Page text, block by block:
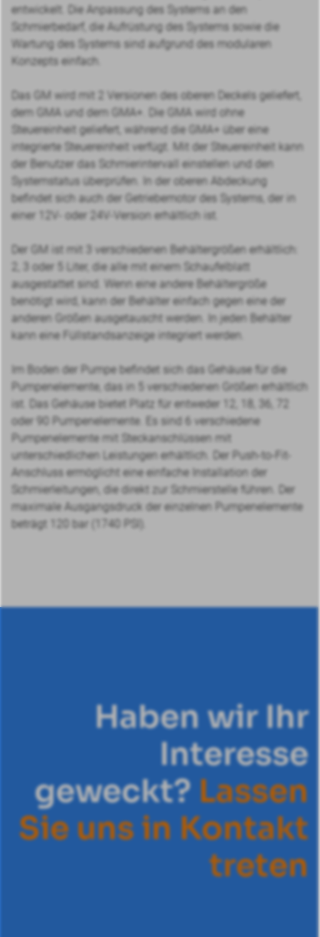
entwickelt. Die Anpassung des Systems an den
Schmierbedarf, die Aufrüstung des Systems sowie die
Wartung des Systems sind aufgrund des modularen
Konzepts einfach.
Das GM wird mit 2 Versionen des oberen Deckels geliefert,
dem GMA und dem GMA+. Die GMA wird ohne
Steuereinheit geliefert, während die GMA+ über eine
integrierte Steuereinheit verfügt. Mit der Steuereinheit kann
der Benutzer das Schmierintervall einstellen und den
Systemstatus überprüfen. In der oberen Abdeckung
befindet sich auch der Getriebemotor des Systems, der in
einer 12V- oder 24V-Version erhältlich ist.
Der GM ist mit 3 verschiedenen Behältergrößen erhältlich:
2, 3 oder 5 Liter, die alle mit einem Schaufelblatt
ausgestattet sind. Wenn eine andere Behältergröße
benötigt wird, kann der Behälter einfach gegen eine der
anderen Größen ausgetauscht werden. In jeden Behälter
kann eine Füllstandsanzeige integriert werden.
Im Boden der Pumpe befindet sich das Gehäuse für die
Pumpenelemente, das in 5 verschiedenen Größen erhältlich
ist. Das Gehäuse bietet Platz für entweder 12, 18, 36, 72
oder 90 Pumpenelemente. Es sind 6 verschiedene
Pumpenelemente mit Steckanschlüssen mit
unterschiedlichen Leistungen erhältlich. Der Push-to-Fit-
Anschluss ermöglicht eine einfache Installation der
Schmierleitungen, die direkt zur Schmierstelle führen. Der
maximale Ausgangsdruck der einzelnen Pumpenelemente
beträgt 120 bar (1740 PSI).
Haben wir Ihr
Interesse
geweckt? Lassen
Sieunsin Kontakt
treten